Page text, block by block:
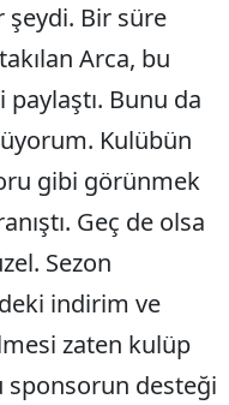
şeydi. Bir süre
Arca, bu
Bunu da
Kulübün
gibi görünmek
Geç de olsa
Sezon
indirim ve
zaten kulüp
desteği